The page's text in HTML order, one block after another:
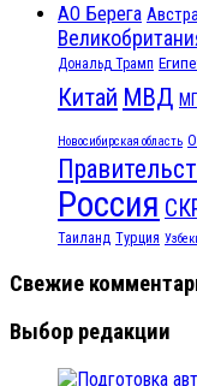
АО Берега
Дональд Трамп
Китай МВД
Новосибирская область
Россия
Таиланд Турция
Свежие
Выбор редакции